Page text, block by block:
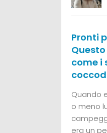
Pronti
come i
Quando
o meno
era un